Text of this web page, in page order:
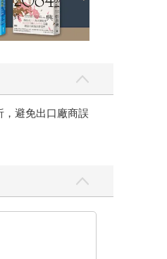
避免出口廠商誤